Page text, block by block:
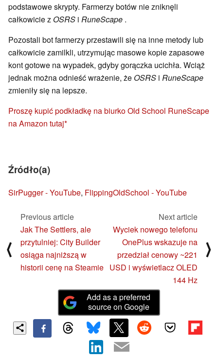
podstawowe skrypty. Farmerzy botów nie zniknęli
całkowicie z OSRS i RuneScape .
Pozostali bot farmerzy przestawili się na inne metody lub
całkowicie zamilkli, utrzymując masowe kopie zapasowe
kont gotowe na wypadek, gdyby gorączka ucichła. Wciąż
jednak można odnieść wrażenie, że OSRS i RuneScape
zmieniły się na lepsze.
Proszę kupić podkładkę na biurko Old School RuneScape
na Amazon tutaj
Źródło(a)
SirPugger - YouTube, FlippingOldSchool - YouTube
⟨
Previous article
Jak The Settlers, ale
przytulniej: City Builder
osiąga najniższą w
historii cenę na Steamie
Next article
Wyciek nowego telefonu
OnePlus wskazuje na
przedział cenowy ~221
USD i wyświetlacz OLED
144 Hz
⟩
Add as a preferred
source on Google